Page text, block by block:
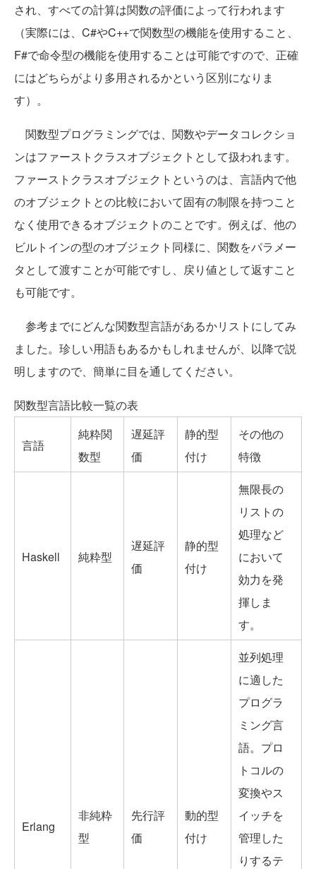
され、すべての計算は関数の評価によって行われます
（実際には、C#やC++で関数型の機能を使用すること、
F#で命令型の機能を使用することは可能ですので、正確
にはどちらがより多用されるかという区別になりま
す）。
関数型プログラミングでは、関数やデータコレクショ
ンはファーストクラスオブジェクトとして扱われます。
ファーストクラスオブジェクトというのは、言語内で他
のオブジェクトとの比較において固有の制限を持つこと
なく使用できるオブジェクトのことです。例えば、他の
ビルトインの型のオブジェクト同様に、関数をパラメー
タとして渡すことが可能ですし、戻り値として返すこと
も可能です。
参考までにどんな関数型言語があるかリストにしてみ
ました。珍しい用語もあるかもしれませんが、以降で説
明しますので、簡単に目を通してください。
関数型言語比較一覧の表
言語
純粋関
数型
遅延評
価
静的型
付け
その他の
特徴
Haskell 純粋型
遅延評
価
静的型
付け
無限長の
リストの
処理など
において
効力を発
揮しま
す。
Erlang
非純粋
型
先行評
価
動的型
付け
並列処理
に適した
プログラ
ミング言
語。プロ
トコルの
変換やス
イッチを
管理した
りするテ